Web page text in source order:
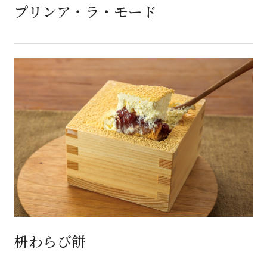
プリンア・ラ・モード
枡わらび餅